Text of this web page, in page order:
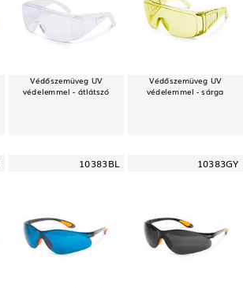
Védőszemüveg UV
védelemmel - átlátszó
Védőszemüveg UV
védelemmel - sárga
10383BL 10383GY